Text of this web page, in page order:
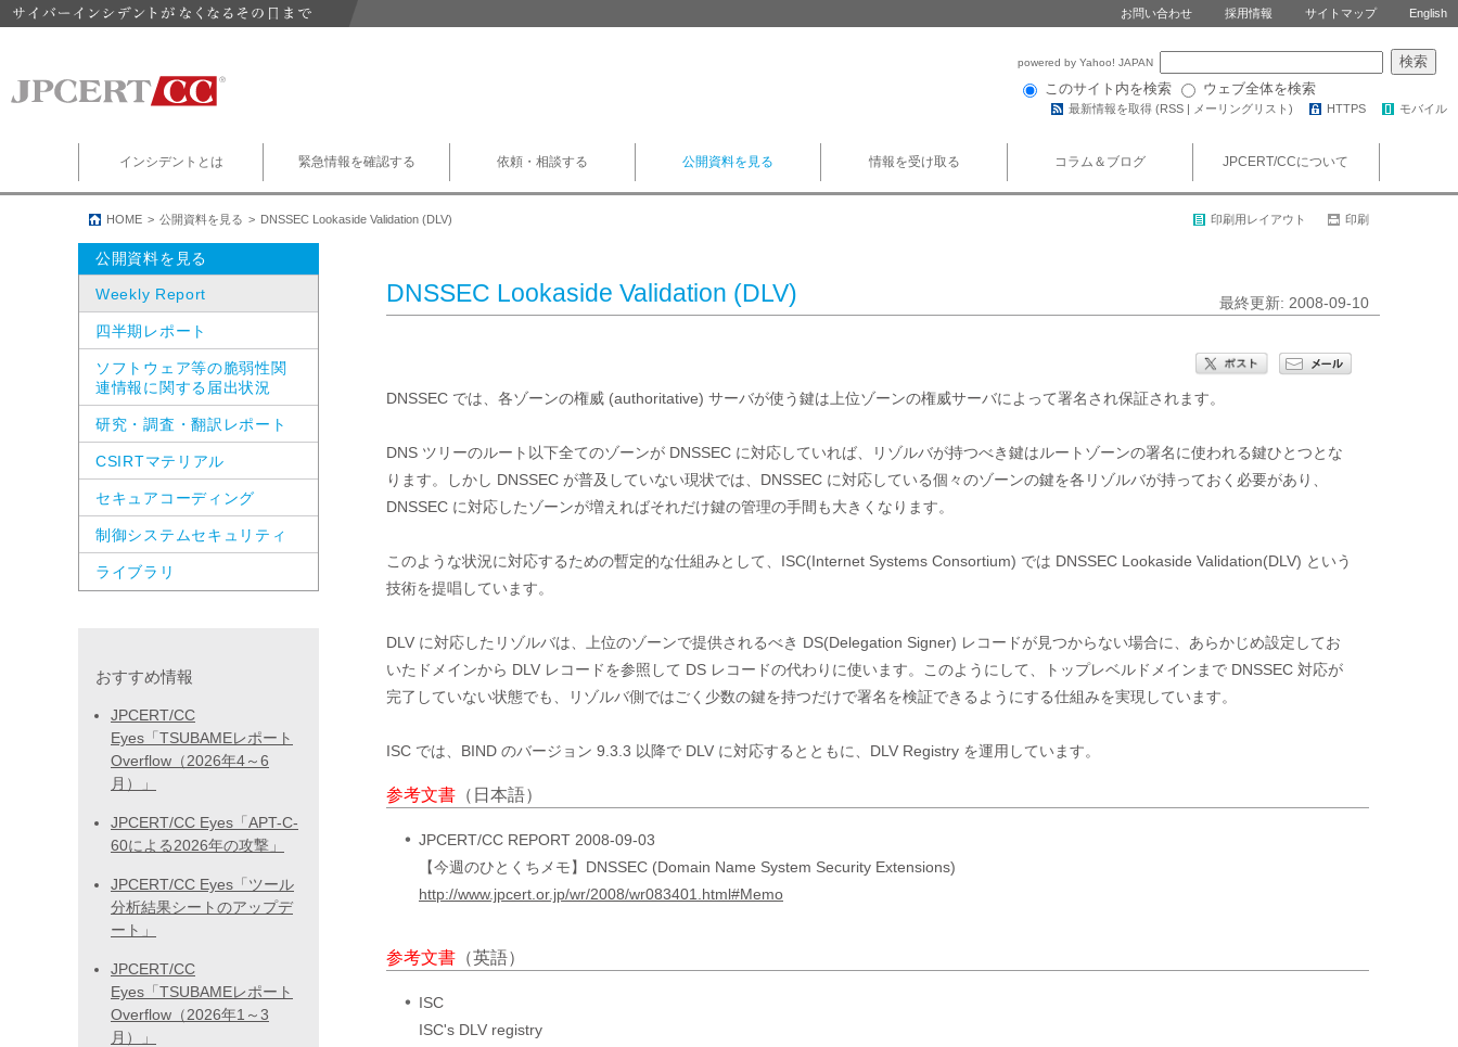
お問い合わせ 採用情報 サイトマップ English
powered by Yahoo! JAPAN
このサイト内を検索 ウェブ全体を検索
最新情報を取得 (RSS | メーリングリスト ) HTTPS モバイル
インシデントとは 緊急情報を確認する 依頼・相談する 公開資料を見る 情報を受け取る コラム＆ブログ JPCERT/CCについて
HOME 公開資料を見る DNSSEC Lookaside Validation (DLV) 印刷用レイアウト 印刷
DNSSEC Lookaside Validation (DLV) 最終更新: 2008-09-10
DNSSEC では、各ゾーンの権威 (authoritative) サーバが使う鍵は上位ゾーンの権威サーバによって署名され保証されます。
DNS ツリーのルート以下全てのゾーンが DNSSEC に対応していれば、リゾルバが持つべき鍵はルートゾーンの署名に使われる鍵ひとつとな
ります。しかし DNSSEC が普及していない現状では、DNSSEC に対応している個々のゾーンの鍵を各リゾルバが持っておく必要があり、
DNSSEC に対応したゾーンが増えればそれだけ鍵の管理の手間も大きくなります。
このような状況に対応するための暫定的な仕組みとして、ISC(Internet Systems Consortium) では DNSSEC Lookaside Validation(DLV) という
技術を提唱しています。
DLV に対応したリゾルバは、上位のゾーンで提供されるべき DS(Delegation Signer) レコードが見つからない場合に、あらかじめ設定してお
いたドメインから DLV レコードを参照して DS レコードの代わりに使います。このようにして、トップレベルドメインまで DNSSEC 対応が
完了していない状態でも、リゾルバ側ではごく少数の鍵を持つだけで署名を検証できるようにする仕組みを実現しています。
ISC では、BIND のバージョン 9.3.3 以降で DLV に対応するとともに、DLV Registry を運用しています。
参考文書 （日本語）
JPCERT/CC REPORT 2008-09-03
【今週のひとくちメモ】DNSSEC (Domain Name System Security Extensions)
http://www.jpcert.or.jp/wr/2008/wr083401.html#Memo
参考文書 （英語）
ISC
ISC's DLV registry
公開資料を見る
Weekly Report
四半期レポート
ソフトウェア等の脆弱性関
連情報に関する届出状況
研究・調査・翻訳レポート
CSIRTマテリアル
セキュアコーディング
制御システムセキュリティ
ライブラリ
おすすめ情報
JPCERT/CC
Eyes「TSUBAMEレポート
Overflow（2026年4～6
月）」
JPCERT/CC Eyes「APT-C-
60による2026年の攻撃」
JPCERT/CC Eyes「ツール
分析結果シートのアップデ
ート」
JPCERT/CC
Eyes「TSUBAMEレポート
Overflow（2026年1～3
月）」